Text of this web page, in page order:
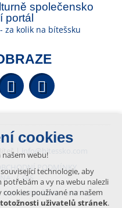
společensko
portál
za kolik na bítešsku
YouTube
|
info@bitessko.com
OBCHODNÍ PODMÍNKY
GIS
VYTVOŘENO V XART.CZ
cookies
našem webu!
technologie, aby
a vy na webu nalezli
používané na našem
uživatelů stránek.